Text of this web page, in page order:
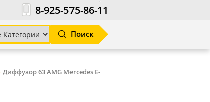
8-925-575-86-11
Поиск
Диффузор 63 AMG Mercedes E-